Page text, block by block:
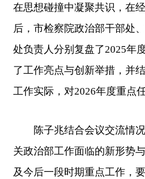
在思想碰撞中凝聚共识，在
后，市检察院政治部干部处
处负责人分别复盘了2025年
了工作亮点与创新举措，并
工作实际，对2026年度重点
陈子兆结合会议交流情况
关政治部工作面临的新形势
及今后一段时期重点工作，